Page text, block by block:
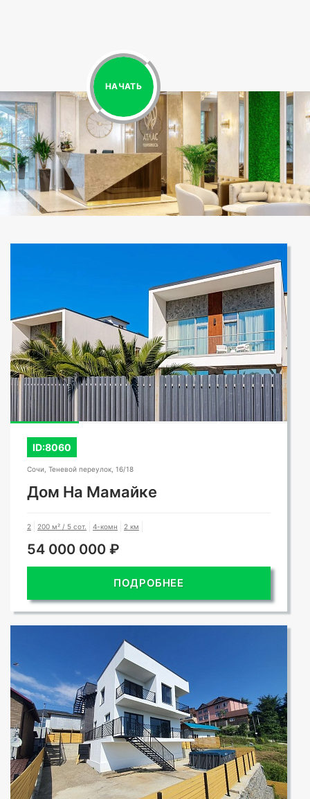
НАЧАТЬ
ID:8060
Сочи, Теневой переулок, 16/18
Дом На Мамайке
2 200 м² / 5 сот. 4-комн 2 км
54 000 000 ₽
ПОДРОБНЕЕ